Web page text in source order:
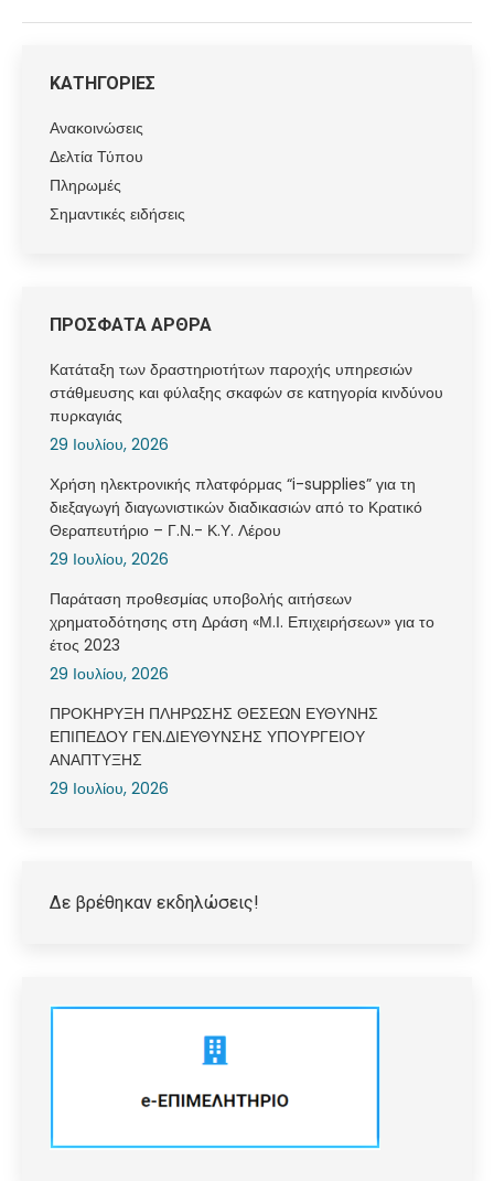
ΚΑΤΗΓΟΡΙΕΣ
Ανακοινώσεις
Δελτία Τύπου
Πληρωμές
Σημαντικές ειδήσεις
ΠΡΟΣΦΑΤΑ ΑΡΘΡΑ
Κατάταξη των δραστηριοτήτων παροχής υπηρεσιών
στάθμευσης και φύλαξης σκαφών σε κατηγορία κινδύνου
πυρκαγιάς
29 Ιουλίου, 2026
Χρήση ηλεκτρονικής πλατφόρμας “i-supplies” για τη
διεξαγωγή διαγωνιστικών διαδικασιών από το Κρατικό
Θεραπευτήριο – Γ.Ν.- Κ.Υ. Λέρου
29 Ιουλίου, 2026
Παράταση προθεσμίας υποβολής αιτήσεων
χρηματοδότησης στη Δράση «Μ.Ι. Επιχειρήσεων» για το
έτος 2023
29 Ιουλίου, 2026
ΠΡΟΚΗΡΥΞΗ ΠΛΗΡΩΣΗΣ ΘΕΣΕΩΝ ΕΥΘΥΝΗΣ
ΕΠΙΠΕΔΟΥ ΓΕΝ.ΔΙΕΥΘΥΝΣΗΣ ΥΠΟΥΡΓΕΙΟΥ
ΑΝΑΠΤΥΞΗΣ
29 Ιουλίου, 2026
Δε βρέθηκαν εκδηλώσεις!